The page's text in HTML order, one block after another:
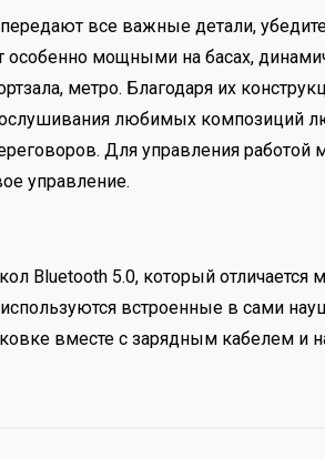
все важные детали,
особенно мощными на басах,
метро. Благодаря их
любимых композиций
Для управления
управление.
Bluetooth 5.0, который
встроенные в сами
вместе с зарядным кабелем